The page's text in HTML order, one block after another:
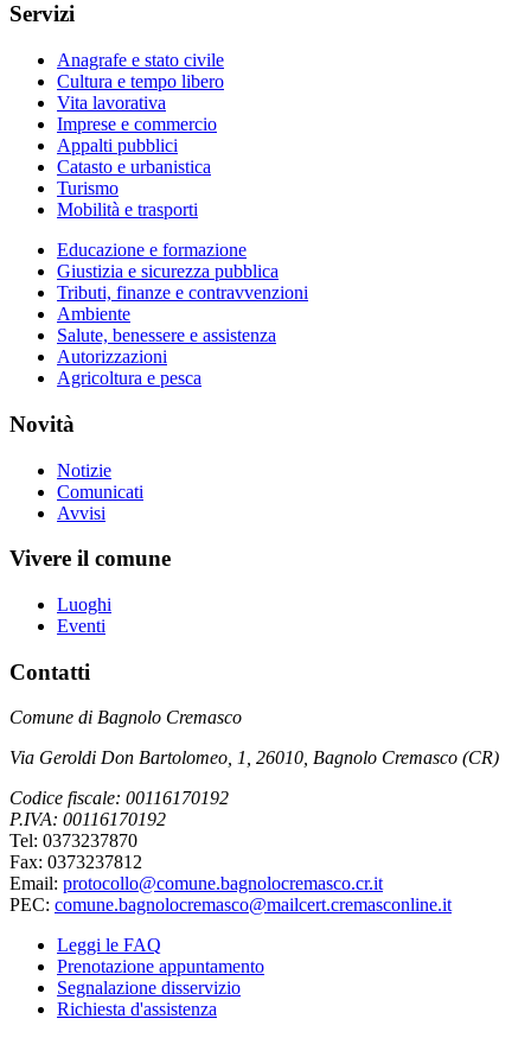
Servizi
Anagrafe e stato civile
Cultura e tempo libero
Vita lavorativa
Imprese e commercio
Appalti pubblici
Catasto e urbanistica
Turismo
Mobilità e trasporti
Educazione e formazione
Giustizia e sicurezza pubblica
Tributi, finanze e contravvenzioni
Ambiente
Salute, benessere e assistenza
Autorizzazioni
Agricoltura e pesca
Novità
Notizie
Comunicati
Avvisi
Vivere il comune
Luoghi
Eventi
Contatti
Comune di Bagnolo Cremasco
Via Geroldi Don Bartolomeo, 1, 26010, Bagnolo Cremasco (CR)
Codice fiscale: 00116170192
P.IVA: 00116170192
Tel: 0373237870
Fax: 0373237812
Email: protocollo@comune.bagnolocremasco.cr.it
PEC: comune.bagnolocremasco@mailcert.cremasconline.it
Leggi le FAQ
Prenotazione appuntamento
Segnalazione disservizio
Richiesta d'assistenza